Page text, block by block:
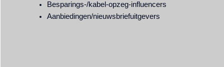
Besparings-/kabel-opzeg-influencers
Aanbiedingen/nieuwsbriefuitgevers